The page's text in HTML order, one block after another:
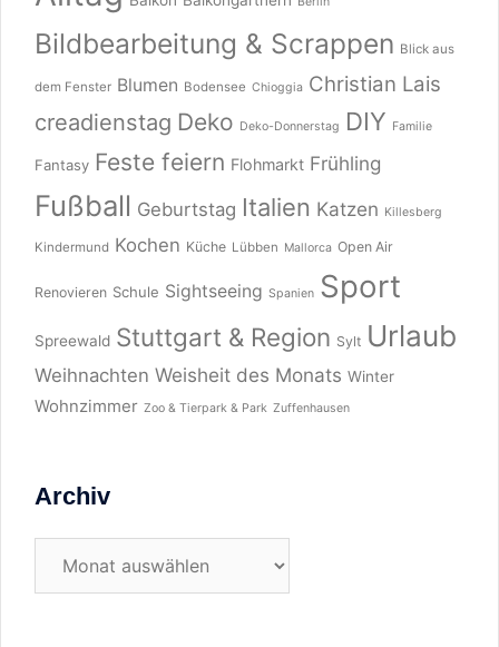
Bildbearbeitung & Scrappen Blick aus
dem Fenster Blumen Bodensee Chioggia Christian Lais
creadienstag Deko Deko-Donnerstag DIY Familie
Fantasy Feste feiern Flohmarkt Frühling
Fußball Geburtstag Italien Katzen Killesberg
Kindermund Kochen Küche Lübben Mallorca Open Air
Renovieren Schule Sightseeing Spanien Sport
Spreewald Stuttgart & Region Sylt Urlaub
Weihnachten Weisheit des Monats Winter
Wohnzimmer Zoo & Tierpark & Park Zuffenhausen
Archiv